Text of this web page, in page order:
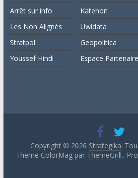
Arrêt sur info
Les Non Alignés
Stratpol
Youssef Hindi
Katehon
Uwidata
Geopolitica
Espace Partenaire
Copyright © 2026 Strategika.
Theme ColorMag par ThemeGrill..